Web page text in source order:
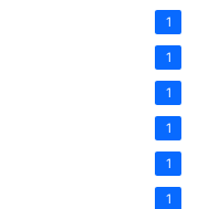
1
1
1
1
1
1